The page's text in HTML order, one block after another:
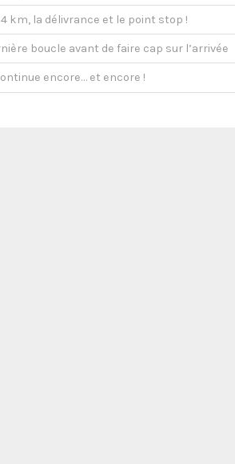
km, la délivrance et le point stop !
boucle avant de faire cap sur l’arrivée
encore… et encore !